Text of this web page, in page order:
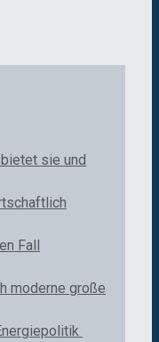
sie und
Fall
moderne große